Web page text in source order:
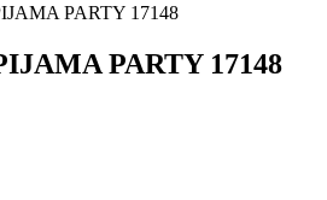
PARTY 17148